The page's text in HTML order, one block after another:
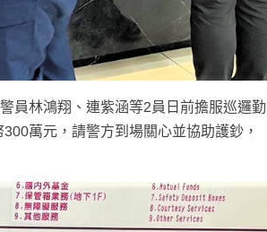
員林鴻翔、連紫涵等2員日前擔服巡邏勤
萬元，請警方到場關心並協助護鈔，